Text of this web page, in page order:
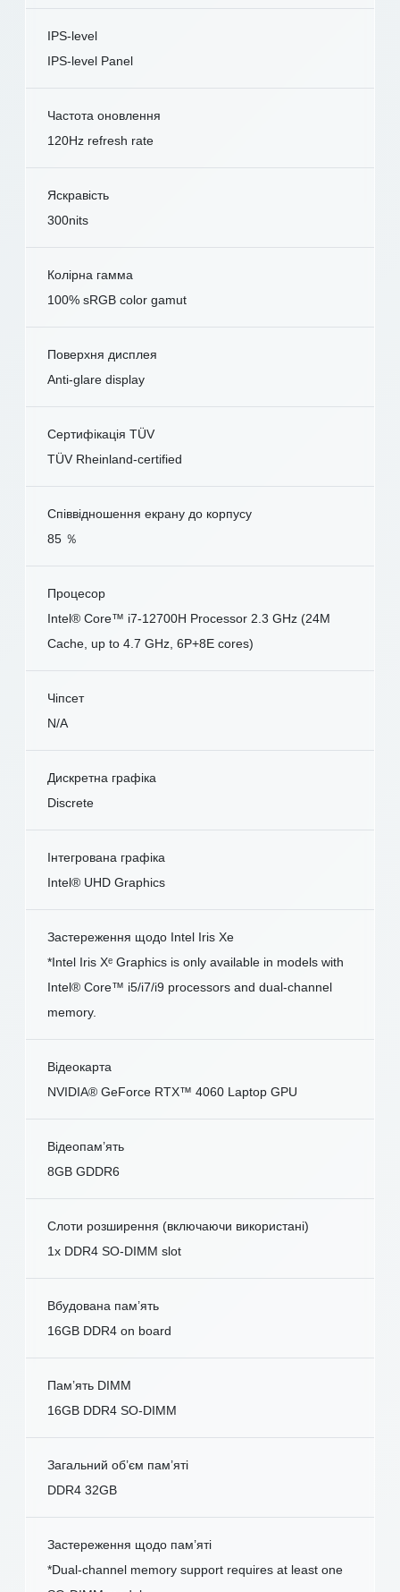
IPS-level
IPS-level Panel
Частота оновлення
120Hz refresh rate
Яскравість
300nits
Колірна гамма
100% sRGB color gamut
Поверхня дисплея
Anti-glare display
Сертифікація TÜV
TÜV Rheinland-certified
Співвідношення екрану до корпусу
85 ％
Процесор
Intel® Core™ i7-12700H Processor 2.3 GHz (24M
Cache, up to 4.7 GHz, 6P+8E cores)
Чіпсет
N/A
Дискретна графіка
Discrete
Інтегрована графіка
Intel® UHD Graphics
Застереження щодо Intel Iris Xe
*Intel Iris Xᵉ Graphics is only available in models with
Intel® Core™ i5/i7/i9 processors and dual-channel
memory.
Відеокарта
NVIDIA® GeForce RTX™ 4060 Laptop GPU
Відеопам’ять
8GB GDDR6
Слоти розширення (включаючи використані)
1x DDR4 SO-DIMM slot
Вбудована пам’ять
16GB DDR4 on board
Пам’ять DIMM
16GB DDR4 SO-DIMM
Загальний об’єм пам’яті
DDR4 32GB
Застереження щодо пам’яті
*Dual-channel memory support requires at least one